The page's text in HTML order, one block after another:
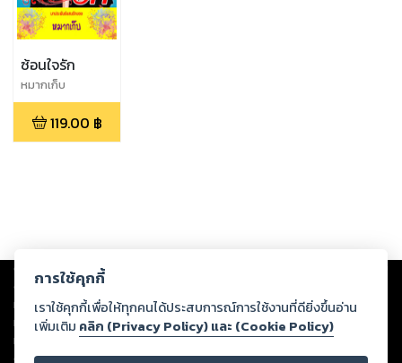
ซ้อนใจรัก
หมากเก็บ
119.00 ฿
Copyright © 2026
ต่อผลงานหรือเนื้อหาใดที่อัปโหลดผ่านเว็บไซต์และปรากฏว่าละเมิดสิทธิใน
ทรัพย์สินทางปัญญาของบุคคลอื่นหรือขัดต่อกฎหมายและศีลธรรม ดังนั้น ผู้อ่าน
ทุกท่านโปรดใช้วิจารณญาณในการกลั่นกรองด้วยตนเอง และหากท่านพบว่าส่วน
หนึ่งส่วนใดขัดต่อกฎหมายและศีลธรรม กรุณาแจ้งมายังบริษัท เพื่อทีมงานจะได้
ดำเนินการในทันที ทั้งนี้ ทางสตอรี่ล็อกขอสงวนลิขสิทธิ์ตามพระราชบัญญัติ
การใช้คุกกี้
เราใช้คุกกี้เพื่อให้ทุกคนได้ประสบการณ์การใช้งานที่ดียิ่งขึ้นอ่าน
เพิ่มเติม คลิก (Privacy Policy) และ (Cookie Policy)